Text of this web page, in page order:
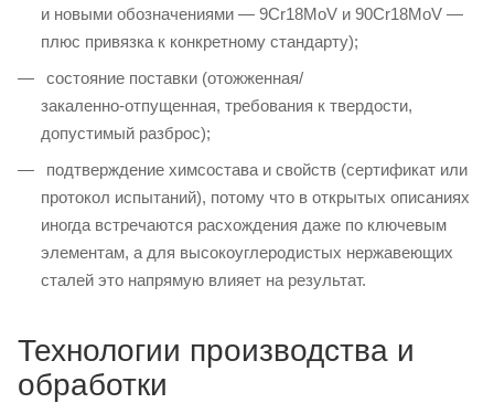
и новыми обозначениями — 9Cr18MoV и 90Cr18MoV —
плюс привязка к конкретному стандарту);
состояние поставки (отожженная/
закаленно‑отпущенная, требования к твердости,
допустимый разброс);
подтверждение химсостава и свойств (сертификат или
протокол испытаний), потому что в открытых описаниях
иногда встречаются расхождения даже по ключевым
элементам, а для высокоуглеродистых нержавеющих
сталей это напрямую влияет на результат.
Технологии производства и
обработки